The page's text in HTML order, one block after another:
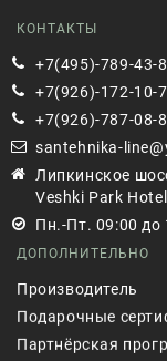
КОНТАКТЫ
+7(495)-789-43-
+7(926)-172-10-
+7(926)-787-08-
santehnika-
Липкинское
Veshki Park
Пн.-Пт. 09:00 до
ДОПОЛНИТЕЛЬНО
Производитель
Подарочные
Партнёрская